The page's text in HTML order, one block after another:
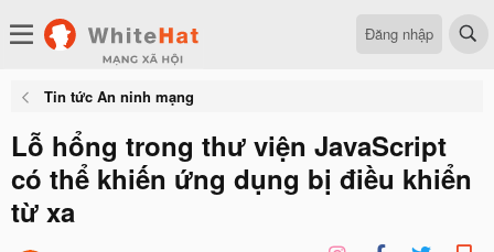
Đăng nhập
Tin tức An ninh mạng
Lỗ hổng trong thư viện JavaScript
có thể khiến ứng dụng bị điều khiển
từ xa